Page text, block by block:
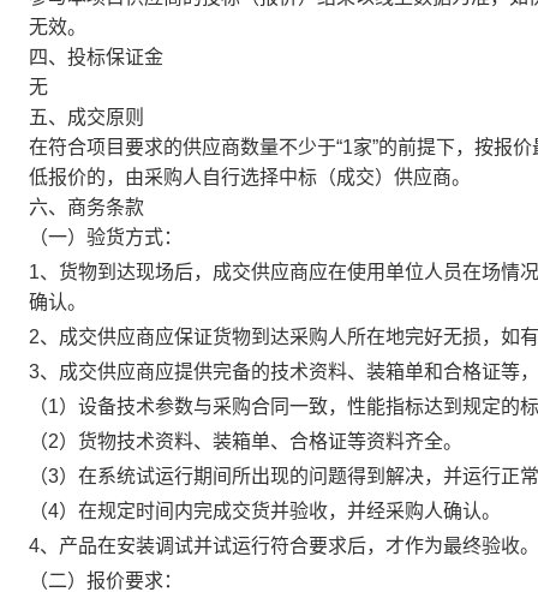
无效。
四、投标保证金
无
五、成交原则
在符合项目要求的供应商数量不少于“1家”的前提下，按报
低报价的，由采购人自行选择中标（成交）供应商。
六、商务条款
（一）验货方式：
1、货物到达现场后，成交供应商应在使用单位人员在场情
确认。
2、成交供应商应保证货物到达采购人所在地完好无损，如
3、成交供应商应提供完备的技术资料、装箱单和合格证等
（1）设备技术参数与采购合同一致，性能指标达到规定的
（2）货物技术资料、装箱单、合格证等资料齐全。
（3）在系统试运行期间所出现的问题得到解决，并运行正
（4）在规定时间内完成交货并验收，并经采购人确认。
4、产品在安装调试并试运行符合要求后，才作为最终验收。
（二）报价要求：